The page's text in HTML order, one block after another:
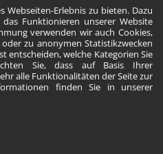
Erlebnis zu bieten. Dazu
Funktionieren unserer Website
verwenden wir auch Cookies,
zu anonymen Statistikzwecken
entscheiden, welche Kategorien Sie
Sie, dass auf Basis Ihrer
alle Funktionalitäten der Seite zur
finden Sie in unserer